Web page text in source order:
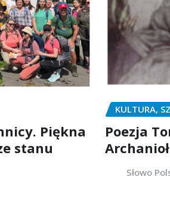
Piękna
stanu
KULTURA,
Poezja
Słowo